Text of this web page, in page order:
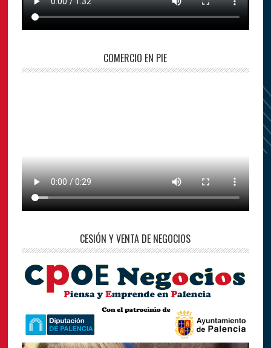
COMERCIO EN PIE
CESIÓN Y VENTA DE NEGOCIOS